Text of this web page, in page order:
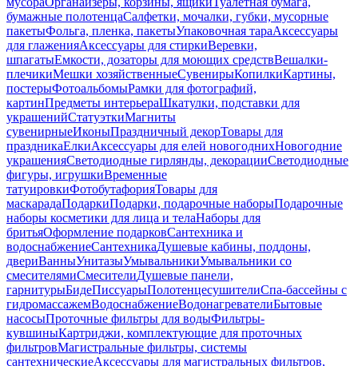
бумажные полотенцаСалфетки, мочалки, губки, мусорные
пакетыФольга, пленка, пакетыУпаковочная тараАксессуары
для глаженияАксессуары для стиркиВеревки,
шпагатыЕмкости, дозаторы для моющих средствВешалки-
плечикиМешки хозяйственныеСувенирыКопилкиКартины,
постерыФотоальбомыРамки для фотографий,
картинПредметы интерьераШкатулки, подставки для
украшенийСтатуэткиМагниты
сувенирныеИконыПраздничный декорТовары для
праздникаЕлкиАксессуары для елей новогоднихНовогодние
украшенияСветодиодные гирлянды, декорацииСветодиодные
фигуры, игрушкиВременные
татуировкиФотобутафорияТовары для
маскарадаПодаркиПодарки, подарочные наборыПодарочные
наборы косметики для лица и телаНаборы для
бритьяОформление подарковСантехника и
водоснабжениеСантехникаДушевые кабины, поддоны,
двериВанныУнитазыУмывальникиУмывальники со
смесителямиСмесителиДушевые панели,
гарнитурыБидеПиссуарыПолотенцесушителиСпа-бассейны с
гидромассажемВодоснабжениеВодонагревателиБытовые
насосыПроточные фильтры для водыФильтры-
кувшиныКартриджи, комплектующие для проточных
фильтровМагистральные фильтры, системы
сантехническиеАксессуары для магистральных фильтров,